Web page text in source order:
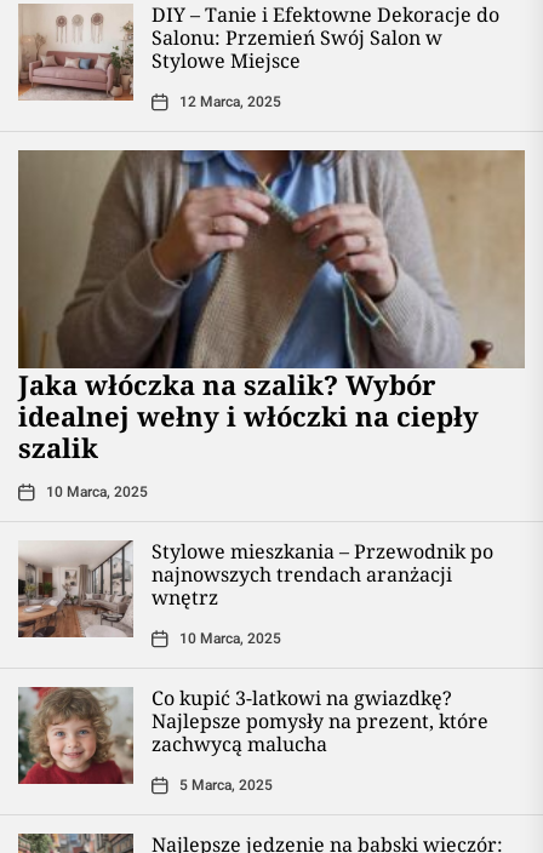
DIY – Tanie i Efektowne Dekoracje do
Salonu: Przemień Swój Salon w
Stylowe Miejsce
12 Marca, 2025
Jaka włóczka na szalik? Wybór
idealnej wełny i włóczki na ciepły
szalik
10 Marca, 2025
Stylowe mieszkania – Przewodnik po
najnowszych trendach aranżacji
wnętrz
10 Marca, 2025
Co kupić 3-latkowi na gwiazdkę?
Najlepsze pomysły na prezent, które
zachwycą malucha
5 Marca, 2025
Najlepsze jedzenie na babski wieczór: